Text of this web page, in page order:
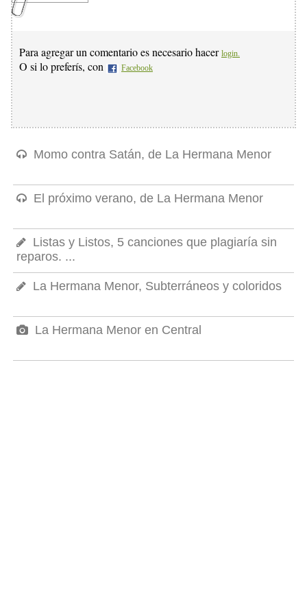
Para agregar un comentario es necesario hacer login.
O si lo preferís, con Facebook
Momo contra Satán, de La Hermana Menor
El próximo verano, de La Hermana Menor
Listas y Listos, 5 canciones que plagiaría sin
reparos. ...
La Hermana Menor, Subterráneos y coloridos
La Hermana Menor en Central